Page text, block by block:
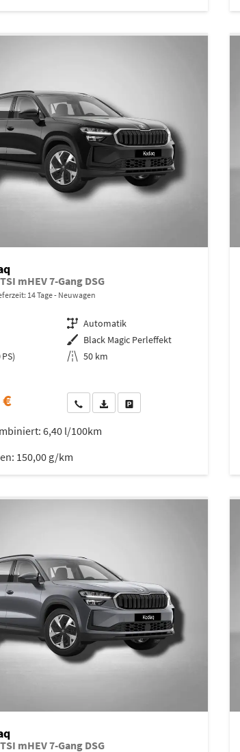
mHEV 7-Gang DSG
14 Tage Neuwagen
Getriebe Automatik
Außenfarbe Black Magic Perleffekt
Kilometerstand 50 km
Wir rufen Sie anFahrzeugexposé (PDF)
Fahrzeug parken
6,40 l/100km
150,00 g/km
mHEV 7-Gang DSG